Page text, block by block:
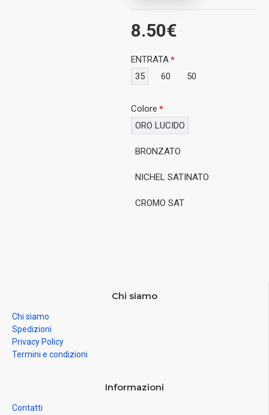
8.50€
ENTRATA
35
60 50
Colore
ORO LUCIDO
BRONZATO
NICHEL SATINATO
CROMO SAT
Chi siamo
Chi siamo
Spedizioni
Privacy Policy
Termini e condizioni
Informazioni
Contatti